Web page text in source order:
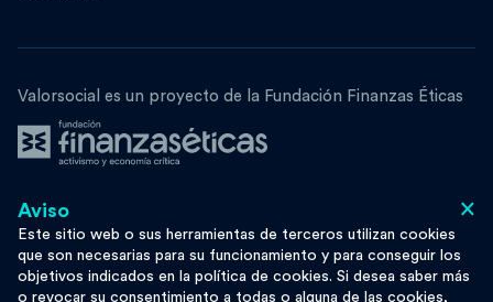
Valorsocial es un proyecto de la Fundación Finanzas Éticas
Síguenos ×
Aviso
Este sitio web o sus herramientas de terceros utilizan cookies
que son necesarias para su funcionamiento y para conseguir los
objetivos indicados en la política de cookies. Si desea saber más
o revocar su consentimiento a todas o alguna de las cookies,